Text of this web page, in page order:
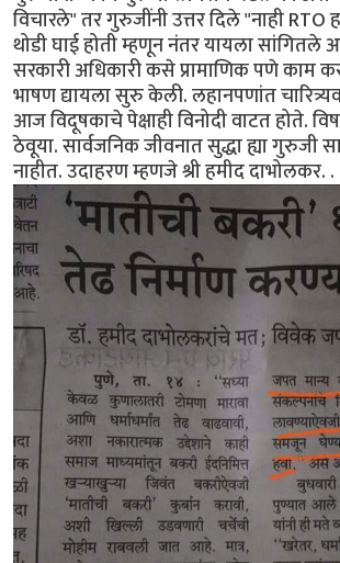
विचारले" तर गुरुजींनी उत्तर दिले "नाही
थोडी घाई होती म्हणून नंतर यायला
सरकारी अधिकारी कसे प्रामाणिक पणे काम
भाषण द्यायला सुरु केली. लहानपणांत
आज विदूषकाचे पेक्षाही विनोदी वाटत होते.
ठेवूया. सार्वजनिक जीवनात सुद्धा ह्या गुरुजी
नाहीत. उदाहरण म्हणजे श्री हमीद दाभोलकर. .